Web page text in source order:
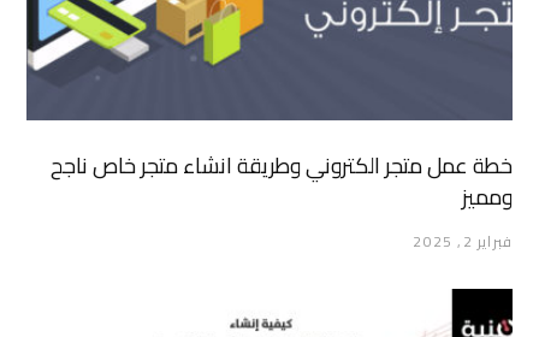
خطة عمل متجر الكتروني وطريقة انشاء متجر خاص ناجح
ومميز
فبراير 2, 2025